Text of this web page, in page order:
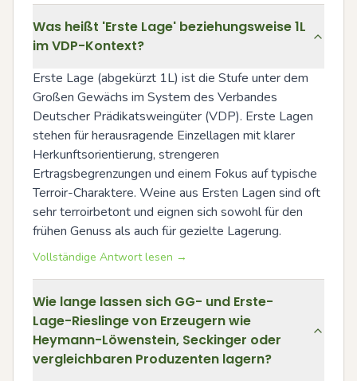
Was heißt 'Erste Lage' beziehungsweise 1L
im VDP-Kontext?
Erste Lage (abgekürzt 1L) ist die Stufe unter dem
Großen Gewächs im System des Verbandes
Deutscher Prädikatsweingüter (VDP). Erste Lagen
stehen für herausragende Einzellagen mit klarer
Herkunftsorientierung, strengeren
Ertragsbegrenzungen und einem Fokus auf typische
Terroir-Charaktere. Weine aus Ersten Lagen sind oft
sehr terroirbetont und eignen sich sowohl für den
frühen Genuss als auch für gezielte Lagerung.
Vollständige Antwort lesen →
Wie lange lassen sich GG- und Erste-
Lage-Rieslinge von Erzeugern wie
Heymann-Löwenstein, Seckinger oder
vergleichbaren Produzenten lagern?